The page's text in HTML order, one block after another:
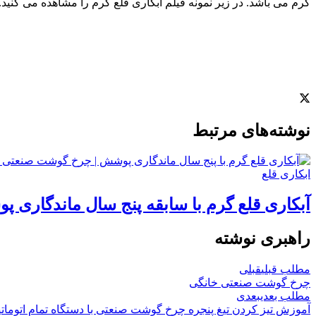
نوشته‌‌های مرتبط
ابکاری قلع
آبکاری قلع گرم با سابقه پنج سال
راهبری نوشته
مطلب قبلیقبلی
چرخ گوشت صنعتی خانگی
مطلب بعدیبعدی
آموزش تیز کردن تیغ پنجره چرخ گوشت صنعتی با دستگاه تمام